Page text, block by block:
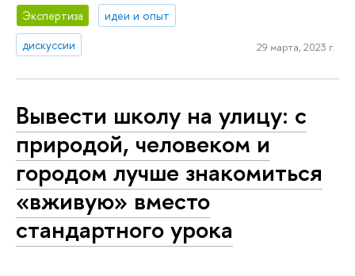
Экспертиза
идеи и опыт
дискуссии
29 марта, 2023 г.
Вывести школу на улицу: с
природой, человеком и
городом лучше знакомиться
«вживую» вместо
стандартного урока